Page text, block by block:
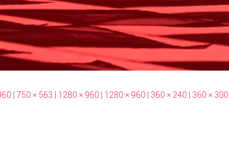
| 750 × 563 | 1280 × 960 | 1280 × 960 | 360 × 240 | 360 × 300